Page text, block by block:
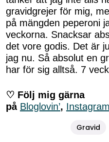
gravidgrejer för mig,
på mängden peperoni
veckorna. Snacksar
det vore godis. Det är
jag nu. Så absolut en
har för sig alltså. 7
♡ Följ mig gärna
på Bloglovin’, Instagram
Gravid